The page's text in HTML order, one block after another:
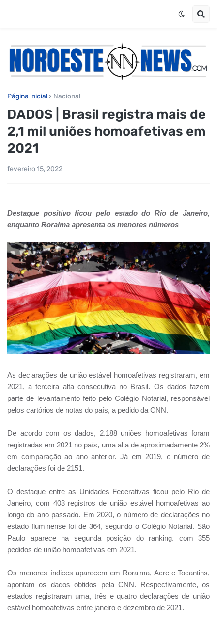
Página inicial Nacional
DADOS | Brasil registra mais de
2,1 mil uniões homoafetivas em
2021
fevereiro 15, 2022
Destaque positivo ficou pelo estado do Rio de Janeiro,
enquanto Roraima apresenta os menores números
As declarações de união estável homoafetivas registraram, em
2021, a terceira alta consecutiva no Brasil. Os dados fazem
parte de levantamento feito pelo Colégio Notarial, responsável
pelos cartórios de notas do país, a pedido da CNN.
De acordo com os dados, 2.188 uniões homoafetivas foram
registradas em 2021 no país, uma alta de aproximadamente 2%
em comparação ao ano anterior. Já em 2019, o número de
declarações foi de 2151.
O destaque entre as Unidades Federativas ficou pelo Rio de
Janeiro, com 408 registros de união estável homoafetivas ao
longo do ano passado. Em 2020, o número de declarações no
estado fluminense foi de 364, segundo o Colégio Notarial. São
Paulo aparece na segunda posição do ranking, com 355
pedidos de união homoafetivas em 2021.
Os menores índices aparecem em Roraima, Acre e Tocantins,
apontam os dados obtidos pela CNN. Respectivamente, os
estados registraram uma, três e quatro declarações de união
estável homoafetivas entre janeiro e dezembro de 2021.